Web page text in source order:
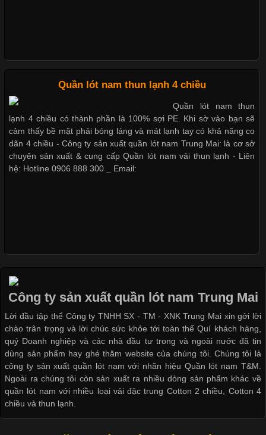
Vải thun là một trong những chất liệu được sử dụng rộng rãi
nhất trong ngành thời trang nhờ đặc tính co giãn, mềm mại và
thoải mái khi mặc. Từ áo thun, đồ thể thao cho đến đồ lót nam,
vải thun luôn đóng vai trò quan trọng trong quá trình sản xuất.
Hiện nay, nhu cầu tìm kiếm quần lót nam giá
thuộc và được sử dụng phổ biến nhất hiện nay. Không chỉ đa
dạng về màu sắc hay chất liệu, áo thun còn có nhiều form dáng
khác nhau để phù hợp với từng phong cách thời trang và nhu
cầu
Khám Phá Áo Phông Trang Phục Phổ Biến Nhất Hiện Nay
Dễ chịu hơn với quần lót nam
giá rẻ vải Cotton 4 chiều
Quần lót nam thun lạnh 4 chiều
Quần lót nam thun
lạnh 4 chiều có thành phần là 100% sợi PE. Khi sờ vào bạn sẽ
cảm thấy bề mặt phải bóng láng và mát lạnh tay có khả năng co
dãn 4 chiều - Công ty sản xuất quần lót nam Trung Mai: là cơ sở
chuyên sản xuất & cung cấp Quần lót nam vải thun lạnh - Liên
hệ: Hotline 0906 888 300 _ Email:
Công ty sản xuất quần lót nam Trung Mai
Lời đầu tập thể Công ty TNHH SX - TM - XNK Trung Mai xin gởi lời
chào trân trọng và lời chúc sức khỏe tới toàn thể Quí khách hàng,
quý Doanh nghiệp và các nhà đầu tư trong và ngoài nước đã tin
dùng sản phẩm hay ghé thăm website của chúng tôi. Chúng tôi là
công ty sản xuất quần lót nam với nhãn hiệu Quần lót nam T&M.
Ngoài ra chúng tôi còn sản xuất ra nhiều dòng sản phẩm khác về
quần lót nam với nhiều loại vải đặc trung Cotton 2 chiều, Cotton 4
chiều và thun lạnh.